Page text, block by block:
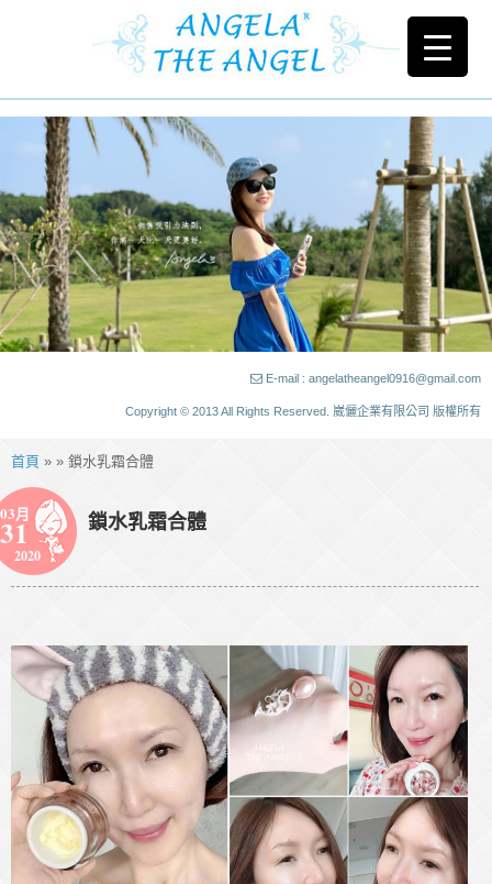
E-mail : angelatheangel0916@gmail.com
Copyright © 2013 All Rights Reserved. 崴儷企業有限公司 版權所有
首頁 » » 鎖水乳霜合體
03月
31
2020
鎖水乳霜合體